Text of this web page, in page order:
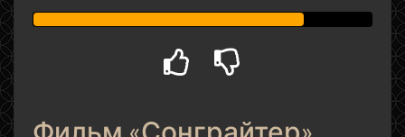
Фильм «Сонграйтер»